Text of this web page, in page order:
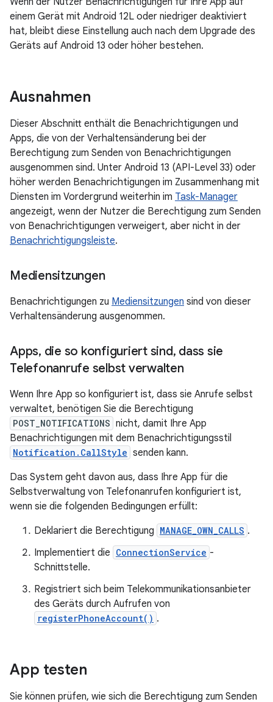
einem Gerät mit Android 12L oder niedriger deaktiviert
hat, bleibt diese Einstellung auch nach dem Upgrade des
Geräts auf Android 13 oder höher bestehen.
Ausnahmen
Dieser Abschnitt enthält die Benachrichtigungen und
Apps, die von der Verhaltensänderung bei der
Berechtigung zum Senden von Benachrichtigungen
ausgenommen sind. Unter Android 13 (API-Level 33) oder
höher werden Benachrichtigungen im Zusammenhang mit
Diensten im Vordergrund weiterhin im Task-Manager
angezeigt, wenn der Nutzer die Berechtigung zum Senden
von Benachrichtigungen verweigert, aber nicht in der
Benachrichtigungsleiste.
Mediensitzungen
Benachrichtigungen zu Mediensitzungen sind von dieser
Verhaltensänderung ausgenommen.
Apps, die so konfiguriert sind, dass sie
Telefonanrufe selbst verwalten
Wenn Ihre App so konfiguriert ist, dass sie Anrufe selbst
verwaltet, benötigen Sie die Berechtigung
POST_NOTIFICATIONS nicht, damit Ihre App
Benachrichtigungen mit dem Benachrichtigungsstil
Notification.CallStyle senden kann.
Das System geht davon aus, dass Ihre App für die
Selbstverwaltung von Telefonanrufen konfiguriert ist,
wenn sie die folgenden Bedingungen erfüllt:
Deklariert die Berechtigung MANAGE_OWN_CALLS .
Implementiert die ConnectionService -
Schnittstelle.
Registriert sich beim Telekommunikationsanbieter
des Geräts durch Aufrufen von
registerPhoneAccount() .
App testen
Sie können prüfen, wie sich die Berechtigung zum Senden